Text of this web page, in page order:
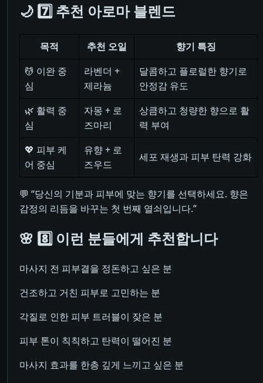
🌙 7️⃣ 추천 아로마 블렌드
목적 추천 오일
향기 특징
💆 이완 중
심
라벤더 +
제라늄
달콤하고 플로럴한 향기로
안정감 유도
🌿 활력 중
심
자몽 + 로
즈마리
상큼하고 청량한 향으로 활
력 부여
💖 피부 케
어 중심
유향 + 로
즈우드
세포 재생과 피부 탄력 강화
💬 “당신의 기분과 피부에 맞는 향기를 선택하세요. 향은
감정의 리듬을 바꾸는 첫 번째 열쇠입니다.”
🌸 8️⃣ 이런 분들에게 추천합니다
마사지 전 피부결을 정돈하고 싶은 분
건조하고 거친 피부로 고민하는 분
각질로 인한 피부 트러블이 잦은 분
피부 톤이 칙칙하고 탄력이 떨어진 분
마사지 효과를 한층 깊게 느끼고 싶은 분